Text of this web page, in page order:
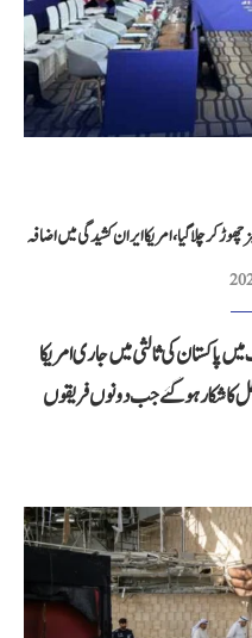
کر چلا گیا، امریکا ایران کشیدگی میں اضافہ
پاکستان کی ثالثی میں جاری امریکا
شکار ہوگئے جب دونوں فریقوں